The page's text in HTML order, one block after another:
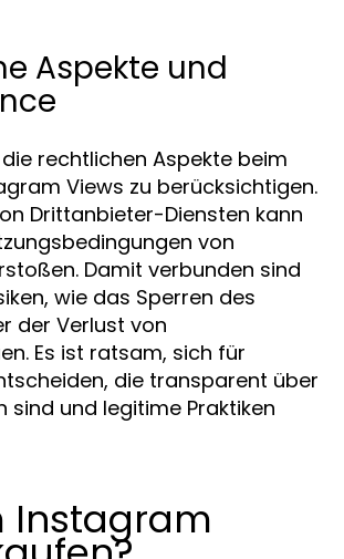
Aspekte und
rechtlichen Aspekte beim
Views zu berücksichtigen.
Drittanbieter-Diensten kann
von
Damit verbunden sind
wie das Sperren des
der Verlust von
Es ist ratsam, sich für
die transparent über
sind und legitime Praktiken
Instagram